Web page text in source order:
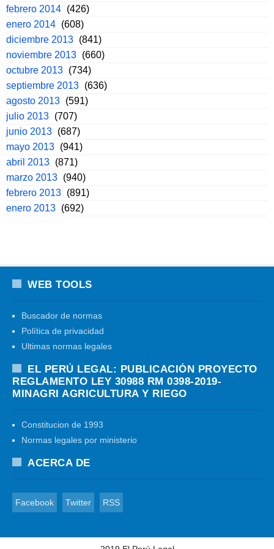
febrero 2014 (426)
enero 2014 (608)
diciembre 2013 (841)
noviembre 2013 (660)
octubre 2013 (734)
septiembre 2013 (636)
agosto 2013 (591)
julio 2013 (707)
junio 2013 (687)
mayo 2013 (941)
abril 2013 (871)
marzo 2013 (940)
febrero 2013 (891)
enero 2013 (692)
WEB TOOLS
Buscador de normas
Política de privacidad
Ultimas normas legales
EL PERÚ LEGAL: PUBLICACIÓN PROYECTO
REGLAMENTO LEY 30988 RM 0398-2019-
MINAGRI AGRICULTURA Y RIEGO
Constitucion de 1993
Normas legales por ministerio
ACERCA DE
Facebook Twitter RSS